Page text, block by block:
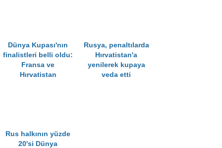
Dünya Kupası'nın
finalistleri belli oldu:
Fransa ve
Hırvatistan
Rusya, penaltılarda
Hırvatistan'a
yenilerek kupaya
veda etti
Rus halkının yüzde
20'si Dünya